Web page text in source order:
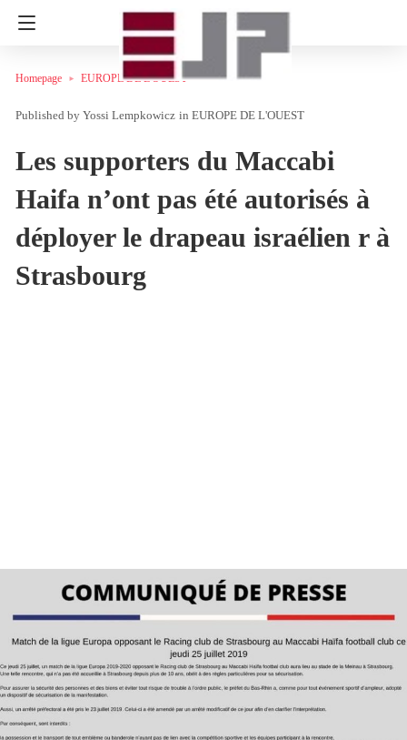
Homepage EUROPE DE L'OUEST
Yossi Lempkowicz in EUROPE DE L'OUEST
Les supporters du Maccabi
Haifa n’ont pas été autorisés à
déployer le drapeau israélien r à
Strasbourg